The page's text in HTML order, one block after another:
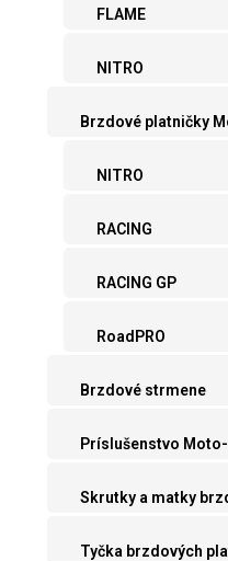
FLAME
NITRO
Brzdové platničky
NITRO
RACING
RACING GP
RoadPRO
Brzdové strmene
Príslušenstvo
Skrutky a matky
Tyčka brzdových